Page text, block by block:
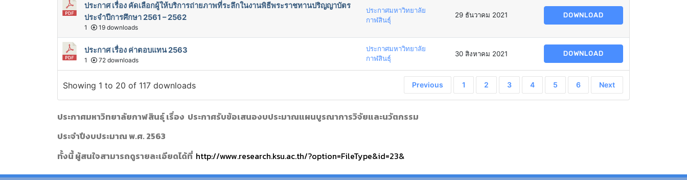
ประกาศ เรื่อง คัดเลือกผู้ให้บริการถ่ายภาพที่ระลึกในงานพิธีพระราชทานปริญญาบัตร
ประจำปีการศึกษา 2561 – 2562
1 19 downloads
ประกาศมหาวิทยาลัย
กาฬสินธุ์
29 ธันวาคม 2021 DOWNLOAD
ประกาศ เรื่อง ค่าตอบแทน 2563
1 72 downloads
ประกาศมหาวิทยาลัย
กาฬสินธุ์
30 สิงหาคม 2021 DOWNLOAD
Showing 1 to 20 of 117 downloads Previous 1 2 3 4 5 6 Next
ประกาศมหาวิทยาลัยกาฬสินธุ์เรื่อง ประกาศรับข้อเสนองบประมาณแผนบูรณาการวิจัยและนวัตกรรม
ประจำปีงบประมาณ พ.ศ. 2563
ทั้งนี้ ผู้สนใจสามารถดูรายละเอียดได้ที่ http://www.research.ksu.ac.th/?option=FileType&id=23&